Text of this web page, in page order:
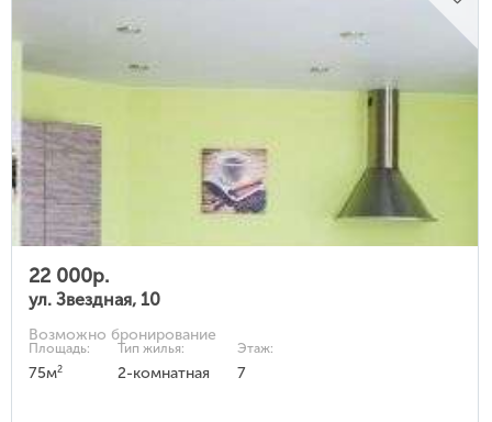
22 000р.
ул. Звездная, 10
Возможно бронирование
Площадь:
75м2
Тип жилья:
2-комнатная
Этаж:
7